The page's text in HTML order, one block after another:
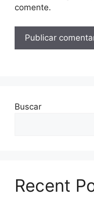
comente.
Buscar
Recent